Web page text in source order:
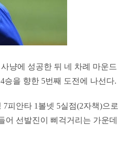
냥에 성공한 뒤 네 차례 마운드
승을 향한 5번째 도전에 나선다.
피안타 1볼넷 5실점(2자책)으로
어 선발진이 삐걱거리는 가운데